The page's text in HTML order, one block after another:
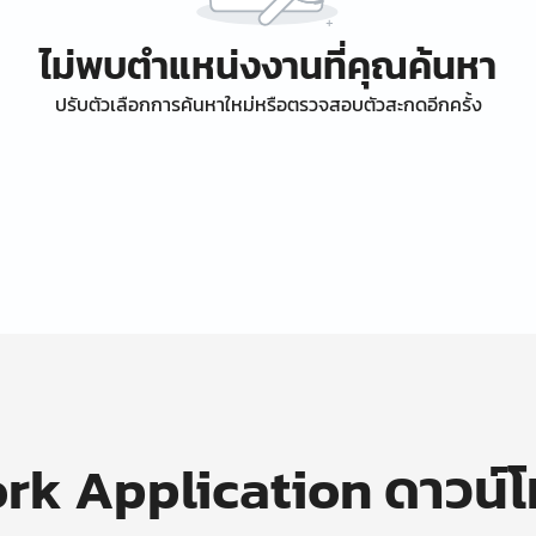
ไม่พบตำแหน่งงานที่คุณค้นหา
ปรับตัวเลือกการค้นหาใหม่หรือตรวจสอบตัวสะกดอีกครั้ง
Application ดาวน์